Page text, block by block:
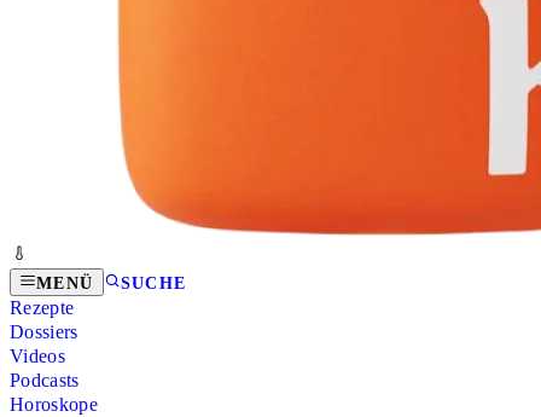
MENÜ SUCHE
Rezepte
Dossiers
Videos
Podcasts
Horoskope